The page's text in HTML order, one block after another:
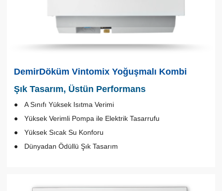
DemirDöküm Vintomix Yoğuşmalı Kombi
Şık Tasarım, Üstün Performans
A Sınıfı Yüksek Isıtma Verimi
Yüksek Verimli Pompa ile Elektrik Tasarrufu
Yüksek Sıcak Su Konforu
Dünyadan Ödüllü Şık Tasarım